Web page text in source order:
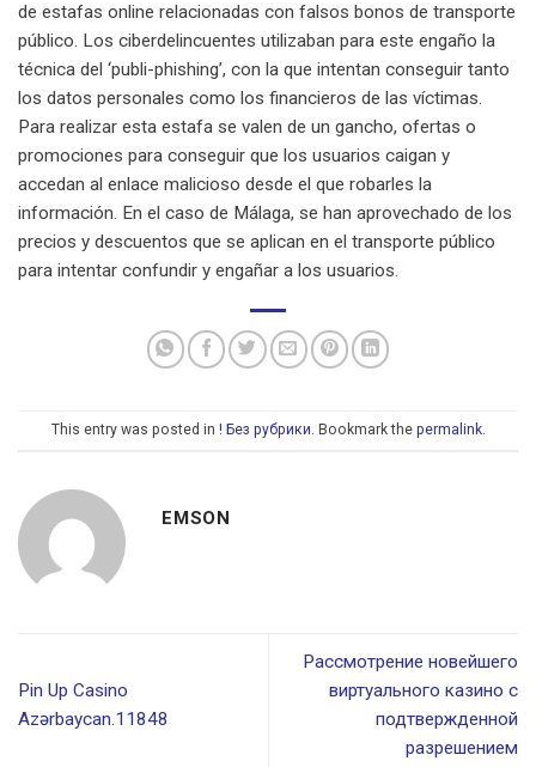
de estafas online relacionadas con falsos bonos de transporte
público. Los ciberdelincuentes utilizaban para este engaño la
técnica del ‘publi-phishing’, con la que intentan conseguir tanto
los datos personales como los financieros de las víctimas.
Para realizar esta estafa se valen de un gancho, ofertas o
promociones para conseguir que los usuarios caigan y
accedan al enlace malicioso desde el que robarles la
información. En el caso de Málaga, se han aprovechado de los
precios y descuentos que se aplican en el transporte público
para intentar confundir y engañar a los usuarios.
This entry was posted in ! Без рубрики. Bookmark the permalink.
EMSON
Pin Up Casino
Azərbaycan.11848
Рассмотрение новейшего
виртуального казино с
подтвержденной
разрешением